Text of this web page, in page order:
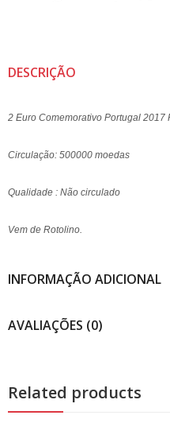
DESCRIÇÃO
2 Euro Comemorativo Portugal 2017
Circulação: 500000 moedas
Qualidade : Não circulado
Vem de Rotolino.
INFORMAÇÃO ADICIONAL
AVALIAÇÕES (0)
Related products